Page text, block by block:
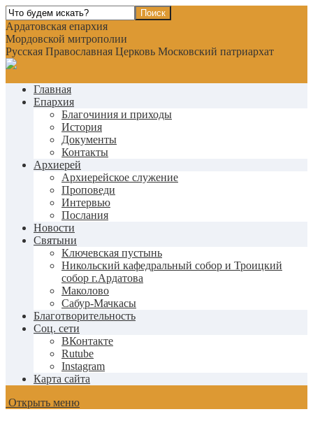
Ардатовская епархия
Мордовской митрополии
Русская Православная Церковь Московский патриархат
Главная
Епархия
Благочиния и приходы
История
Документы
Контакты
Архиерей
Архиерейское служение
Проповеди
Интервью
Послания
Новости
Святыни
Ключевская пустынь
Никольский кафедральный собор и Троицкий
собор г.Ардатова
Маколово
Сабур-Мачкасы
Благотворительность
Соц. сети
ВКонтакте
Rutube
Instagram
Карта сайта
Открыть меню